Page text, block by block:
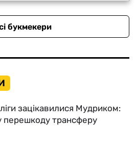
букмекери
зацікавилися Мудриком:
перешкоду трансферу